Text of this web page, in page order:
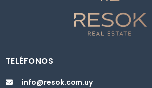
TELÉFONOS
info@resok.com.uy